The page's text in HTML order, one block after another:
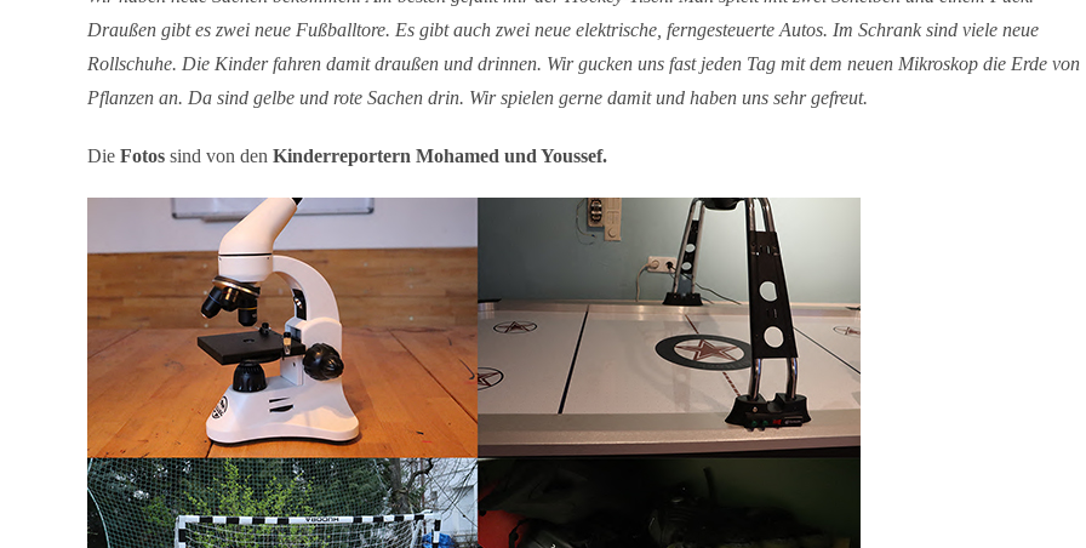
Draußen gibt es zwei neue Fußballtore. Es gibt auch zwei neue elektrische, ferngesteuerte Autos. Im Schrank sind viele neue
Rollschuhe. Die Kinder fahren damit draußen und drinnen. Wir gucken uns fast jeden Tag mit dem neuen Mikroskop die Erde von
Pflanzen an. Da sind gelbe und rote Sachen drin. Wir spielen gerne damit und haben uns sehr gefreut.
Die Fotos sind von den Kinderreportern Mohamed und Youssef.